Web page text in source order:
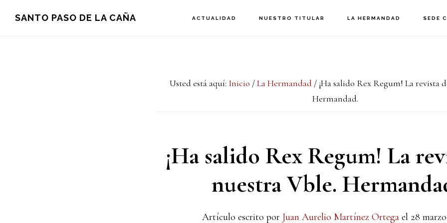
SANTO PASO DE LA CAÑA ACTUALIDAD NUESTRO TITULAR LA HERMANDAD SEDE
Usted está aquí: Inicio /La Hermandad / ¡Ha salido Rex Regum! La revista
Hermandad.
¡Ha salido Rex Regum! La
nuestra Vble.
Artículo escrito por Juan Aurelio Martínez Ortegael 28